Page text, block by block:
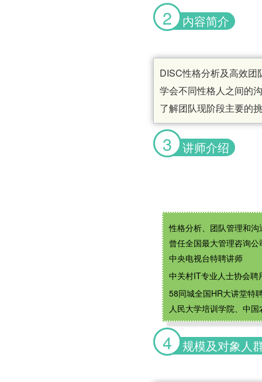
2 内容简介
DISC性格分析及高效团
学会不同性格人之间的
了解团队现阶段主要的
3 讲师介绍
性格分析、团队管理和沟
曾任全国最大管理咨询
中央电视台特聘讲师
中关村IT专业人士协会
58同城全国HR大讲堂特
人民大学培训学院、中
4 规模及对象人